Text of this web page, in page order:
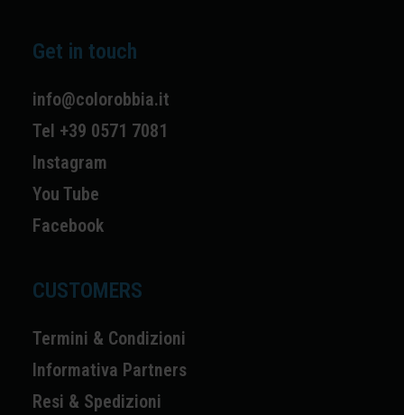
Get in touch
info@colorobbia.it
Tel +39 0571 7081
Instagram
You Tube
Facebook
CUSTOMERS
Termini & Condizioni
Informativa Partners
Resi & Spedizioni